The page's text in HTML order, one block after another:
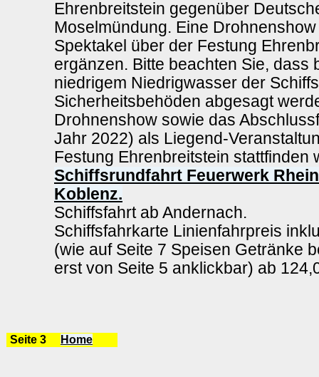
Ehrenbreitstein gegenüber
Moselmündung. Eine
Spektakel über der Festung
ergänzen. Bitte beachten Sie, dass
niedrigem Niedrigwasser der
Sicherheitsbehöden abgesagt
Drohnenshow sowie das
Jahr 2022) als Liegend-
Festung Ehrenbreitstein stattfinden
Schiffsrundfahrt Feuerwerk
Koblenz.
Schiffsfahrt ab Andernach.
Schiffsfahrkarte Linienfahrpreis
(wie auf Seite 7 Speisen Getränke
erst von Seite 5 anklickbar) ab
Seite 3 Home